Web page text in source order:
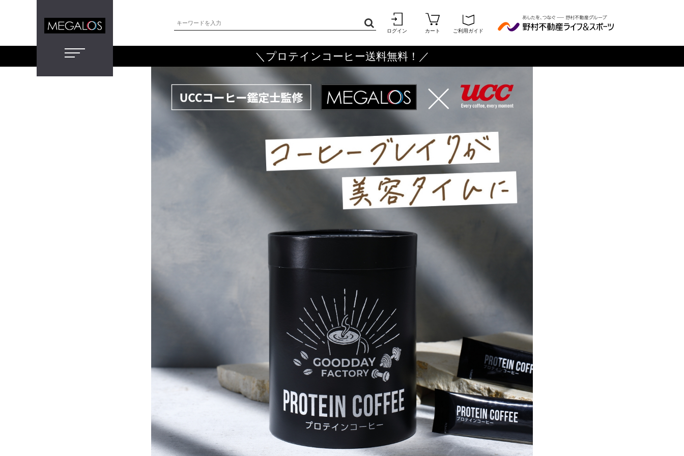
ログイン カート ご利用ガイド
＼プロテインコーヒー送料無料！／